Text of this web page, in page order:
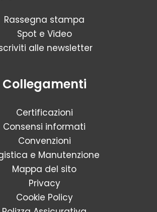
Rassegna stampa
Spot e Video
alle newsletter
Collegamenti
Certificazioni
Consensi informati
Convenzioni
e Manutenzione
Mappa del sito
Privacy
Cookie Policy